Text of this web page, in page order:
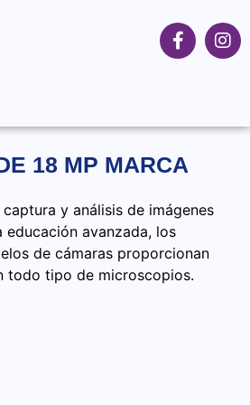
18 MP MARCA
y análisis de imágenes
avanzada, los
de cámaras proporcionan
todo tipo de microscopios.